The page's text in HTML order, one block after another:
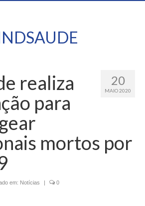
20
MAIO 2020
realiza
para
mortos por
em: Notícias | 0